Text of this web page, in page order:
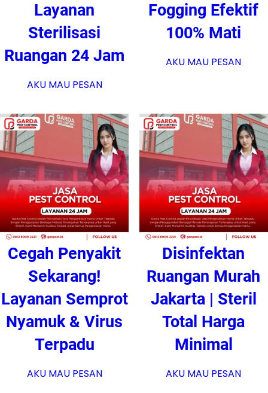
Layanan
Sterilisasi
Ruangan 24 Jam
AKU MAU PESAN
Fogging Efektif
100% Mati
AKU MAU PESAN
Cegah Penyakit
Sekarang!
Layanan Semprot
Nyamuk & Virus
Terpadu
AKU MAU PESAN
Disinfektan
Ruangan Murah
Jakarta | Steril
Total Harga
Minimal
AKU MAU PESAN